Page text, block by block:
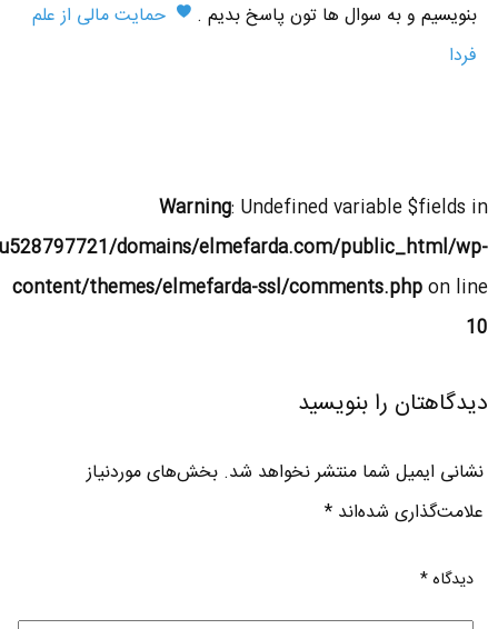
بنویسیم و به سوال ها تون پاسخ بدیم .
حمایت مالی از علم
فردا
Warning: Undefined variable $fields in
domains/elmefarda.com/public_html/wp-
content/themes/elmefarda-ssl/comments.phpon line
10
دیدگاهتان را بنویسید
نشانی ایمیل شما منتشر نخواهد شد. بخش‌های موردنیاز
علامت‌گذاری شده‌اند*
دیدگاه*